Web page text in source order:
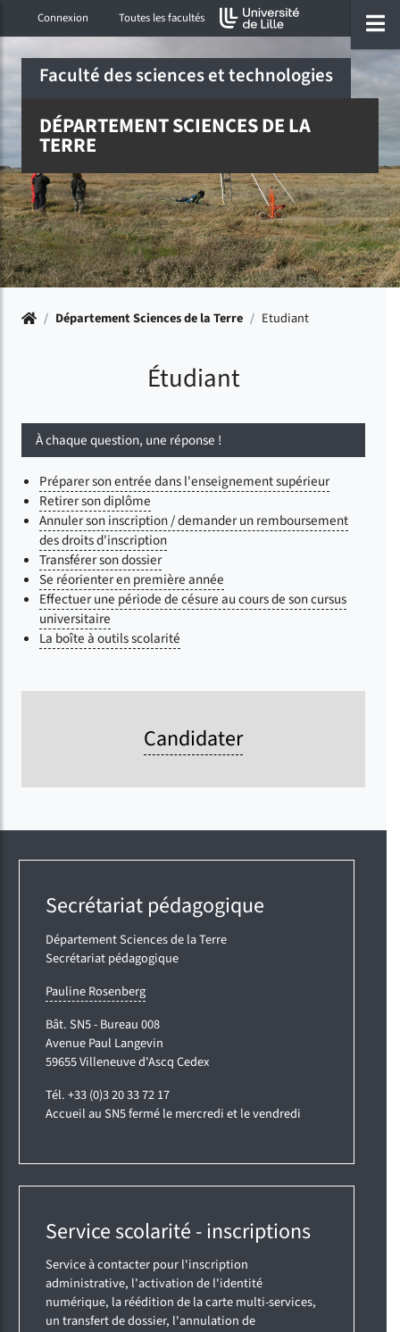
Accéder au menu principal
Accéder à la recherche
Accéder au pied de page
Connexion Toutes les facultés
menu
Faculté des sciences et technologies
DÉPARTEMENT SCIENCES DE LA
TERRE
Accueil
/ Département Sciences de la Terre / Etudiant
Étudiant
À chaque question, une réponse !
Préparer son entrée dans l'enseignement supérieur
Retirer son diplôme
Annuler son inscription / demander un remboursement
des droits d'inscription
Transférer son dossier
Se réorienter en première année
Effectuer une période de césure au cours de son cursus
universitaire
La boîte à outils scolarité
Candidater
Secrétariat pédagogique
Département Sciences de la Terre
Secrétariat pédagogique
Pauline Rosenberg
Bât. SN5 - Bureau 008
Avenue Paul Langevin
59655 Villeneuve d'Ascq Cedex
Tél. +33 (0)3 20 33 72 17
Accueil au SN5 fermé le mercredi et le vendredi
Service scolarité - inscriptions
Service à contacter pour l'inscription
administrative, l'activation de l'identité
numérique, la réédition de la carte multi-services,
un transfert de dossier, l'annulation de